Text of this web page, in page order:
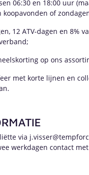
06:30 en 18:00 uur
koopavonden of
12 ATV-dagen en 8%
op ons
met korte lijnen en
via
werkdagen contact